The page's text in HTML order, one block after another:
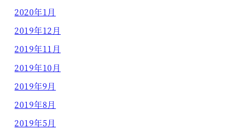
2020年1月
2019年12月
2019年11月
2019年10月
2019年9月
2019年8月
2019年5月